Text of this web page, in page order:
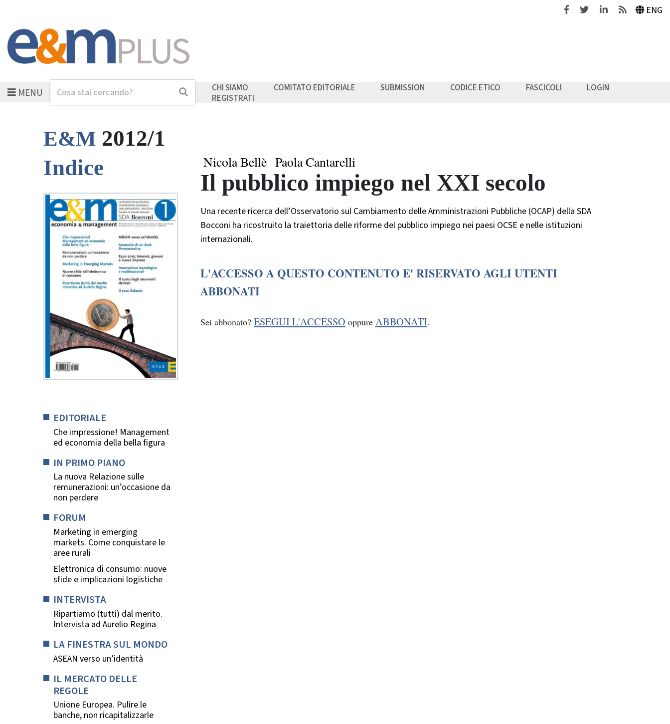
FacebookTwitterLinkedinFeeds ENG
MENUCerca Cerca CHI SIAMO COMITATO EDITORIALE SUBMISSION CODICE ETICO FASCICOLI
LOGIN
REGISTRATI
E&M 2012/1
Indice
EDITORIALE
Che impressione! Management
ed economia della bella figura
IN PRIMO PIANO
La nuova Relazione sulle
remunerazioni: un’occasione da
non perdere
FORUM
Marketing in emerging
markets. Come conquistare le
aree rurali
Elettronica di consumo: nuove
sfide e implicazioni logistiche
INTERVISTA
Ripartiamo (tutti) dal merito.
Intervista ad Aurelio Regina
LA FINESTRA SUL MONDO
ASEAN verso un’identità
IL MERCATO DELLE
REGOLE
Unione Europea. Pulire le
banche, non ricapitalizzarle
Nicola Bellè Paola Cantarelli
Il pubblico impiego nel XXI secolo
Una recente ricerca dell’Osservatorio sul Cambiamento delle Amministrazioni Pubbliche (OCAP) della SDA
Bocconi ha ricostruito la traiettoria delle riforme del pubblico impiego nei paesi OCSE e nelle istituzioni
internazionali.
L'ACCESSO A QUESTO CONTENUTO E' RISERVATO AGLI UTENTI
ABBONATI
Sei abbonato? ESEGUI L'ACCESSO oppure ABBONATI.